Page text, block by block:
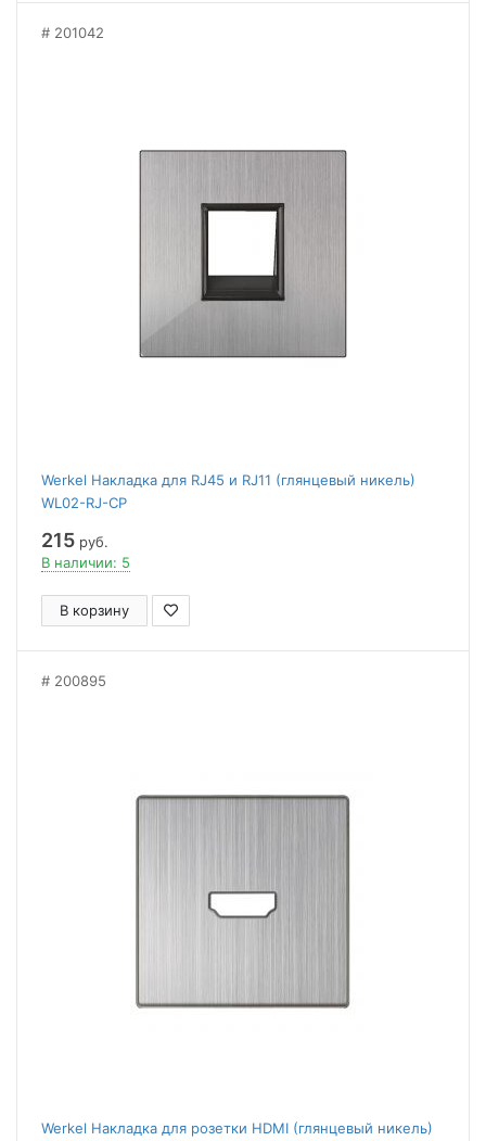
201042
Werkel Накладка для RJ45 и RJ11 (глянцевый никель)
WL02-RJ-CP
215 руб.
В наличии: 5
В корзину
200895
Werkel Накладка для розетки HDMI (глянцевый никель)